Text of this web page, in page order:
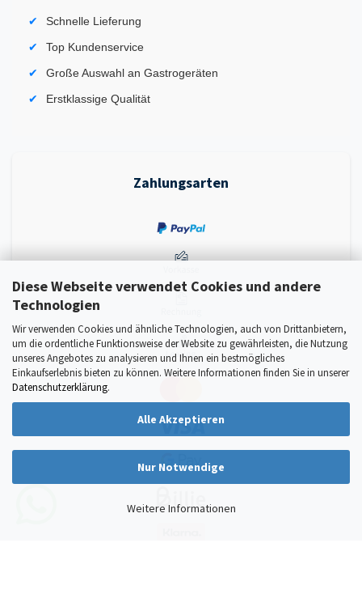
Diese Webseite verwendet Cookies und andere
Technologien
Wir verwenden Cookies und ähnliche Technologien, auch von Drittanbietern,
um die ordentliche Funktionsweise der Website zu gewährleisten, die Nutzung
unseres Angebotes zu analysieren und Ihnen ein bestmögliches
Einkaufserlebnis bieten zu können. Weitere Informationen finden Sie in unserer
Datenschutzerklärung.
Alle Akzeptieren
Nur Notwendige
Weitere Informationen
Schnelle Lieferung
Top Kundenservice
Große Auswahl an Gastrogeräten
Erstklassige Qualität
Zahlungsarten